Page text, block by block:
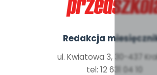
Redakcja
ul. Kwiatowa 3, 30-437
tel: 12 631 04 10